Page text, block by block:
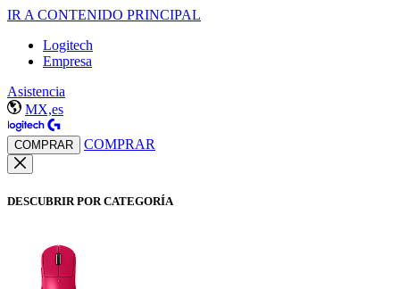
IR A CONTENIDO PRINCIPAL
Logitech
Empresa
Asistencia
MX,es
COMPRAR COMPRAR
DESCUBRIR POR CATEGORÍA